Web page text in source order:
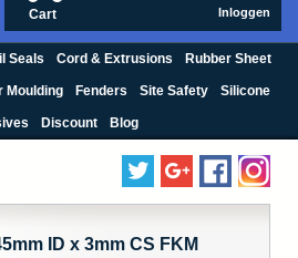
Cart Inloggen
Seals Cord & Extrusions Rubber Sheet
Moulding Fenders Site Safety Silicone
Discount Blog
ID x 3mm CS FKM